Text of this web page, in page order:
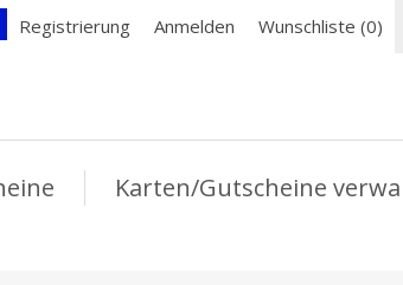
Registrierung Anmelden Wunschliste (0)
Karten/Gutscheine